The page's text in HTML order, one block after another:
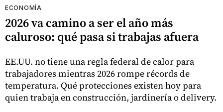
ECONOMÍA
2026 va camino a ser el año más
caluroso: qué pasa si trabajas afuera
EE.UU. no tiene una regla federal de calor para
trabajadores mientras 2026 rompe récords de
temperatura. Qué protecciones existen hoy para
quien trabaja en construcción, jardinería o delivery.